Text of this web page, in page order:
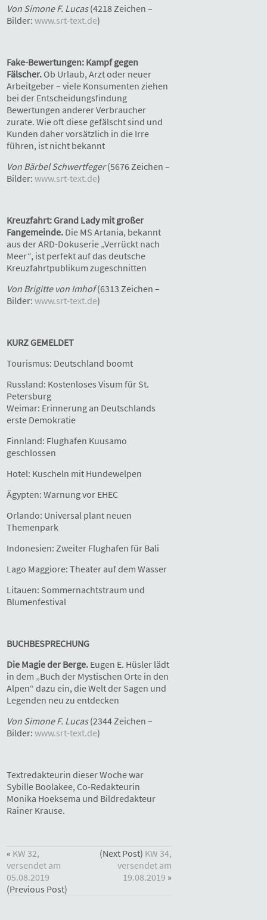
Von Simone F. Lucas(4218 Zeichen –
Bilder: www.srt-text.de)
Fake-Bewertungen: Kampf gegen
Fälscher. Ob Urlaub, Arzt oder neuer
Arbeitgeber – viele Konsumenten ziehen
bei der Entscheidungsfindung
Bewertungen anderer Verbraucher
zurate. Wie oft diese gefälscht sind und
Kunden daher vorsätzlich in die Irre
führen, ist nicht bekannt
Von Bärbel Schwertfeger(5676 Zeichen –
Bilder: www.srt-text.de)
Kreuzfahrt: Grand Lady mit großer
Fangemeinde. Die MS Artania, bekannt
aus der ARD-Dokuserie „Verrückt nach
Meer“, ist perfekt auf das deutsche
Kreuzfahrtpublikum zugeschnitten
Von Brigitte von Imhof(6313 Zeichen –
Bilder: www.srt-text.de)
KURZ GEMELDET
Tourismus: Deutschland boomt
Russland: Kostenloses Visum für St.
Petersburg
Weimar: Erinnerung an Deutschlands
erste Demokratie
Finnland: Flughafen Kuusamo
geschlossen
Hotel: Kuscheln mit Hundewelpen
Ägypten: Warnung vor EHEC
Orlando: Universal plant neuen
Themenpark
Indonesien: Zweiter Flughafen für Bali
Lago Maggiore: Theater auf dem Wasser
Litauen: Sommernachtstraum und
Blumenfestival
BUCHBESPRECHUNG
Die Magie der Berge. Eugen E. Hüsler lädt
in dem „Buch der Mystischen Orte in den
Alpen“ dazu ein, die Welt der Sagen und
Legenden neu zu entdecken
Von Simone F. Lucas(2344 Zeichen –
Bilder: www.srt-text.de)
Textredakteurin dieser Woche war
Sybille Boolakee, Co-Redakteurin
Monika Hoeksema und Bildredakteur
Rainer Krause.
« KW 32,
versendet am
05.08.2019
(Previous Post)
(Next Post) KW 34,
versendet am
19.08.2019 »